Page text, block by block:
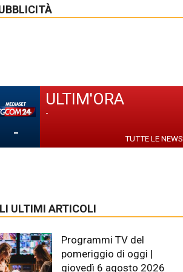
-
ULTIM'ORA
-
TUTTE LE NEWS
ULTIMI ARTICOLI
Programmi TV del
pomeriggio di oggi |
giovedì 6 agosto 2026